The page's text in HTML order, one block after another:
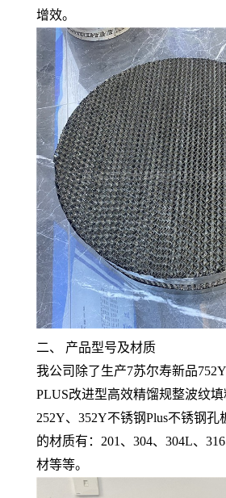
增效。
二、 产品型号及材质
我公司除了生产7苏尔寿新品
PLUS改进型高效精馏规整波纹
252Y、352Y不锈钢Plus不锈钢
的材质有：201、304、304L、
材等等。